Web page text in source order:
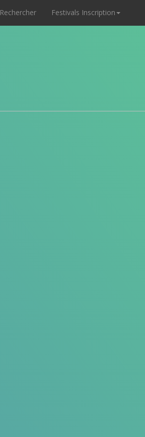
Rechercher Festivals Inscription